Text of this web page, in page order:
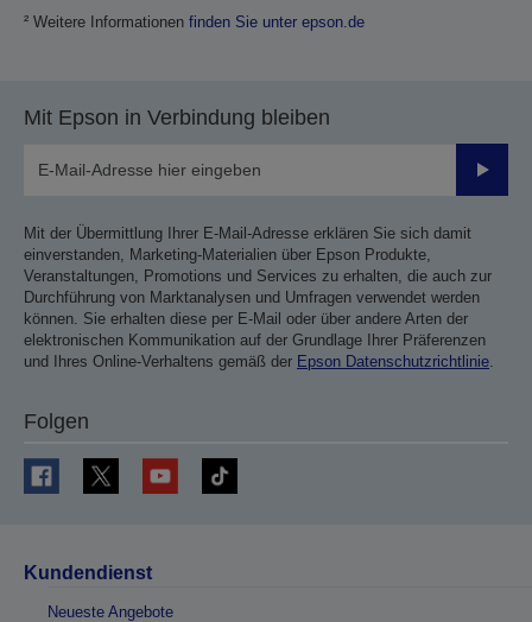
² Weitere Informationen finden Sie unter epson.de
Mit Epson in Verbindung bleiben
Mit der Übermittlung Ihrer E-Mail-Adresse erklären Sie sich damit
einverstanden, Marketing-Materialien über Epson Produkte,
Veranstaltungen, Promotions und Services zu erhalten, die auch zur
Durchführung von Marktanalysen und Umfragen verwendet werden
können. Sie erhalten diese per E-Mail oder über andere Arten der
elektronischen Kommunikation auf der Grundlage Ihrer Präferenzen
und Ihres Online-Verhaltens gemäß der Epson Datenschutzrichtlinie.
Folgen
Kundendienst
Neueste Angebote